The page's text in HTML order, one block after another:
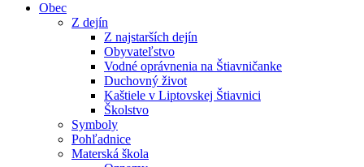
Obec
Z dejín
Z najstarších dejín
Obyvateľstvo
Vodné oprávnenia na Štiavničanke
Duchovný život
Kaštiele v Liptovskej Štiavnici
Školstvo
Symboly
Pohľadnice
Materská škola